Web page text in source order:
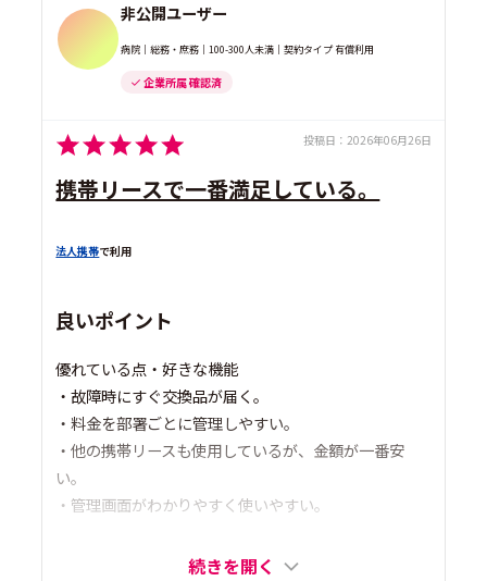
非公開ユーザー
病院｜総務・庶務｜100-300人未満｜契約タイプ 有償利用
企業所属 確認済
投稿日： 2026年06月26日
携帯リースで一番満足している。
法人携帯で利用
良いポイント
優れている点・好きな機能
・故障時にすぐ交換品が届く。
・料金を部署ごとに管理しやすい。
・他の携帯リースも使用しているが、金額が一番安
い。
・管理画面がわかりやすく使いやすい。
続きを開く